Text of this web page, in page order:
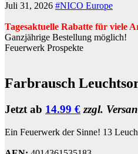
Juli 31, 2026 #NICO Europe
Tagesaktuelle Rabatte für viele
Ganzjährige Bestellung möglich!
Feuerwerk Prospekte
Farbrausch
Jetzt ab 14.99 € zzgl.
Ein Feuerwerk der Sinne! 13